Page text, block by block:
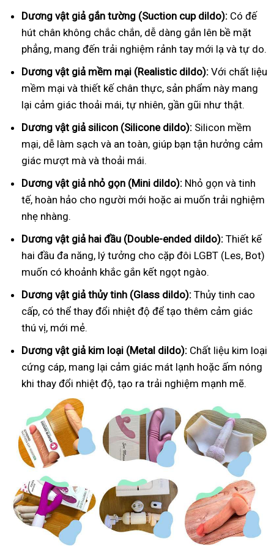
Dương vật giả gắn tường (Suction cup dildo): Có đế
hút chân không chắc chắn, dễ dàng gắn lên bề mặt
phẳng, mang đến trải nghiệm rảnh tay mới lạ và tự do.
Dương vật giả mềm mại (Realistic dildo): Với chất liệu
mềm mại và thiết kế chân thực, sản phẩm này mang
lại cảm giác thoải mái, tự nhiên, gần gũi như thật.
Dương vật giả silicon (Silicone dildo): Silicon mềm
mại, dễ làm sạch và an toàn, giúp bạn tận hưởng cảm
giác mượt mà và thoải mái.
Dương vật giả nhỏ gọn (Mini dildo): Nhỏ gọn và tinh
tế, hoàn hảo cho người mới hoặc ai muốn trải nghiệm
nhẹ nhàng.
Dương vật giả hai đầu (Double-ended dildo): Thiết kế
hai đầu đa năng, lý tưởng cho cặp đôi LGBT (Les, Bot)
muốn có khoảnh khắc gắn kết ngọt ngào.
Dương vật giả thủy tinh (Glass dildo): Thủy tinh cao
cấp, có thể thay đổi nhiệt độ để tạo thêm cảm giác
thú vị, mới mẻ.
Dương vật giả kim loại (Metal dildo): Chất liệu kim loại
cứng cáp, mang lại cảm giác mát lạnh hoặc ấm nóng
khi thay đổi nhiệt độ, tạo ra trải nghiệm mạnh mẽ.